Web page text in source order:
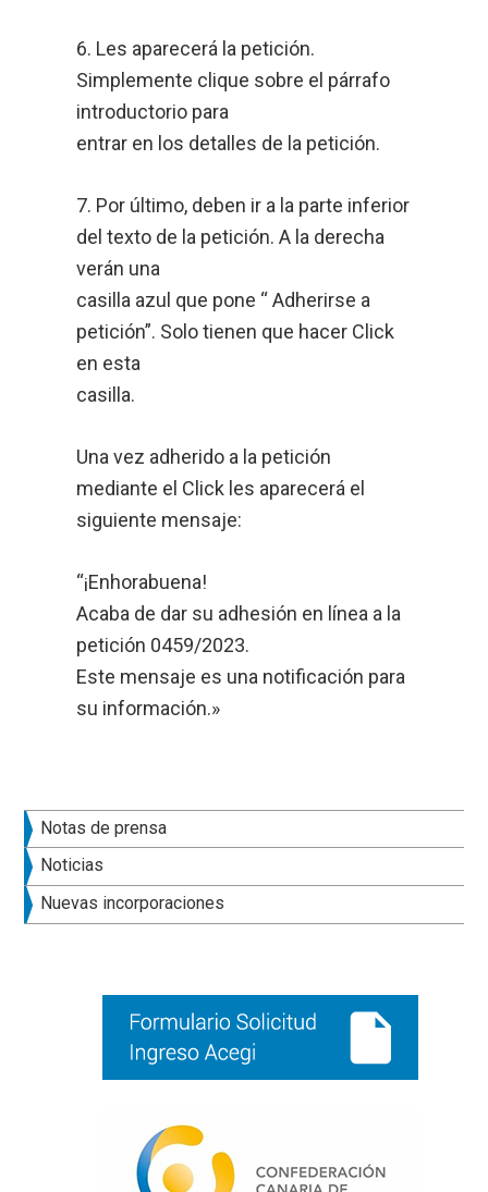
6. Les aparecerá la petición.
Simplemente clique sobre el párrafo
introductorio para
entrar en los detalles de la petición.
7. Por último, deben ir a la parte inferior
del texto de la petición. A la derecha
verán una
casilla azul que pone “ Adherirse a
petición”. Solo tienen que hacer Click
en esta
casilla.
Una vez adherido a la petición
mediante el Click les aparecerá el
siguiente mensaje:
“¡Enhorabuena!
Acaba de dar su adhesión en línea a la
petición 0459/2023.
Este mensaje es una notificación para
su información.»
Barra
lateral
principal
Notas de prensa
Noticias
Nuevas incorporaciones